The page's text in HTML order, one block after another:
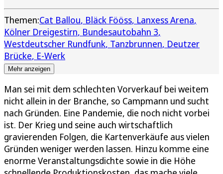
Themen:Cat Ballou Bläck Fööss Lanxess Arena
Kölner Dreigestirn Bundesautobahn 3
Westdeutscher Rundfunk Tanzbrunnen Deutzer
Brücke E-Werk
Mehr anzeigen
Man sei mit dem schlechten Vorverkauf bei weitem
nicht allein in der Branche, so Campmann und sucht
nach Gründen. Eine Pandemie, die noch nicht vorbei
ist. Der Krieg und seine auch wirtschaftlich
gravierenden Folgen, die Kartenverkäufe aus vielen
Gründen weniger werden lassen. Hinzu komme eine
enorme Veranstaltungsdichte sowie in die Höhe